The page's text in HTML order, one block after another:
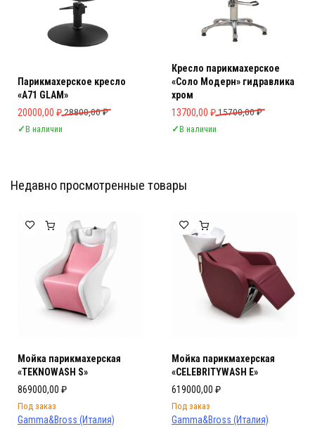
Парикмахерское кресло
«A71 GLAM»
28800,00₽
Первоначальная цена составляла 28800,00 ₽.
20000,00 ₽
Текущая цена: 20000,00 ₽.
✓В наличии
Кресло парикмахерское
«Соло Модерн» гидравлика
хром
15700,00₽
Первоначальная цена
13700,00 ₽
Текущая цена: 13700,00 ₽.
✓В наличии
Недавно просмотренные товары
Мойка парикмахерская
«TEKNOWASH S»
869000,00 ₽
Под заказ
Gamma&Bross (Италия)
Мойка парикмахерская
«CELEBRITYWASH E»
619000,00 ₽
Под заказ
Gamma&Bross (Италия)